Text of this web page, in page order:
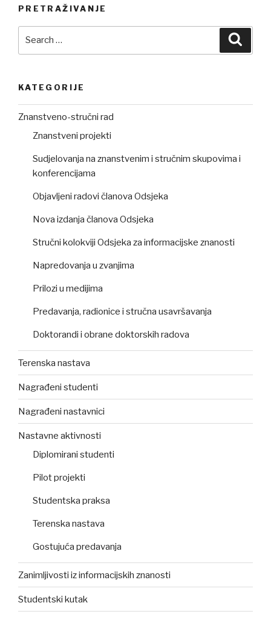
PRETRAŽIVANJE
KATEGORIJE
Znanstveno-stručni rad
Znanstveni projekti
Sudjelovanja na znanstvenim i stručnim skupovima i
konferencijama
Objavljeni radovi članova Odsjeka
Nova izdanja članova Odsjeka
Stručni kolokviji Odsjeka za informacijske znanosti
Napredovanja u zvanjima
Prilozi u medijima
Predavanja, radionice i stručna usavršavanja
Doktorandi i obrane doktorskih radova
Terenska nastava
Nagrađeni studenti
Nagrađeni nastavnici
Nastavne aktivnosti
Diplomirani studenti
Pilot projekti
Studentska praksa
Terenska nastava
Gostujuća predavanja
Zanimljivosti iz informacijskih znanosti
Studentski kutak